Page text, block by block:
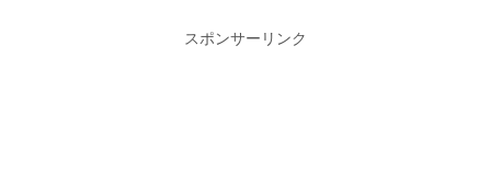
スポンサーリンク